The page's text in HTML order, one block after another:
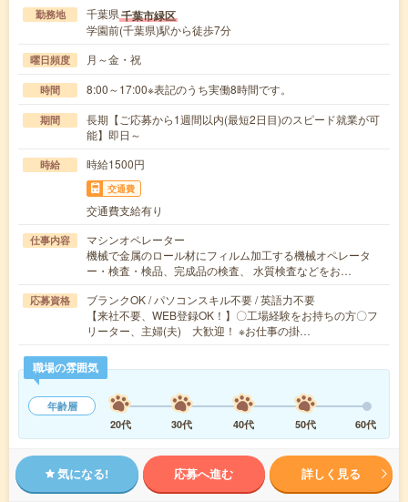
勤務地 千葉県千葉市緑区
学園前(千葉県)駅から徒歩7分
曜日頻度 月～金・祝
時間 8:00～17:00※表記のうち実働8時間です。
期間
長期【ご応募から1週間以内(最短2日目)のスピード就業が可
能】即日～
時給 時給1500円
交通費
交通費支給有り
仕事内容
マシンオペレーター
機械で金属のロール材にフィルム加工する機械オペレータ
ー・検査・検品、完成品の検査、 水質検査などをお…
応募資格
ブランクOK / パソコンスキル不要 / 英語力不要
【来社不要、WEB登録OK！】〇工場経験をお持ちの方〇フ
リーター、主婦(夫) 大歓迎！ ※お仕事の掛…
職場の雰囲気
年齢層
20代
30代 40代 50代 60代
気になる! 応募へ進む 詳しく見る